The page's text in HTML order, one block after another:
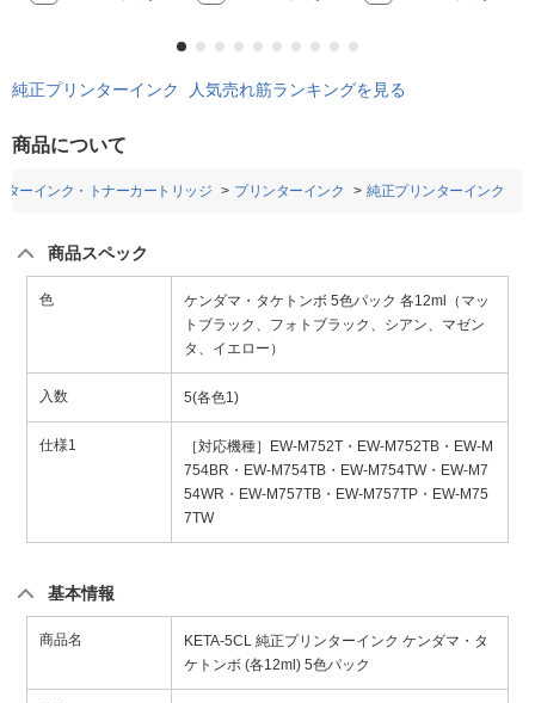
純正プリンターインク 人気売れ筋ランキングを見る
商品について
ターインク・トナーカートリッジ プリンターインク 純正プリンターインク
商品スペック
色
ケンダマ・タケトンボ 5色パック 各12ml（マッ
トブラック、フォトブラック、シアン、マゼン
タ、イエロー）
入数 5(各色1)
仕様1
［対応機種］EW-M752T・EW-M752TB・EW-M
754BR・EW-M754TB・EW-M754TW・EW-M7
54WR・EW-M757TB・EW-M757TP・EW-M75
7TW
基本情報
商品名
KETA-5CL 純正プリンターインク ケンダマ・タ
ケトンボ (各12ml) 5色パック